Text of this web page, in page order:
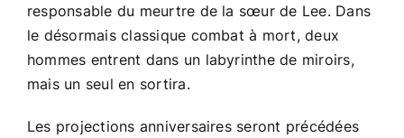
responsable du meurtre de la sœur de Lee. Dans
le désormais classique combat à mort, deux
hommes entrent dans un labyrinthe de miroirs,
mais un seul en sortira.
Les projections anniversaires seront précédées